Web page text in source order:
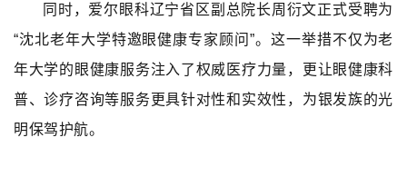
同时，爱尔眼科辽宁省区副总院长周衍文正式受聘为
“沈北老年大学特邀眼健康专家顾问”。这一举措不仅为老
年大学的眼健康服务注入了权威医疗力量，更让眼健康科
普、诊疗咨询等服务更具针对性和实效性，为银发族的光
明保驾护航。